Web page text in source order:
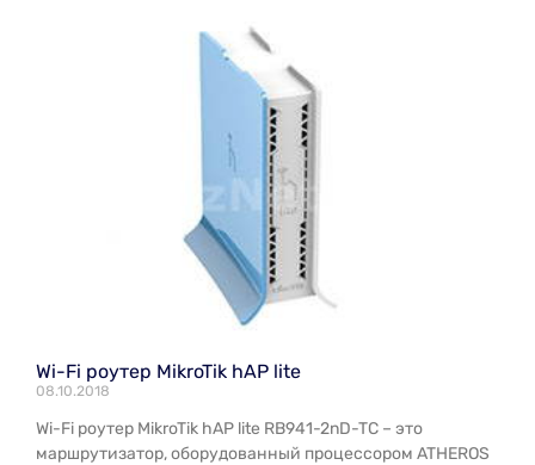
Wi-Fi роутер MikroTik hAP lite
08.10.2018
Wi-Fi роутер MikroTik hAP lite RB941-2nD-TC – это
маршрутизатор, оборудованный процессором ATHEROS